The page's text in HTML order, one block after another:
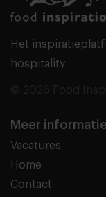
Het
hospitality
Meer informatie
Vacatures
Home
Contact